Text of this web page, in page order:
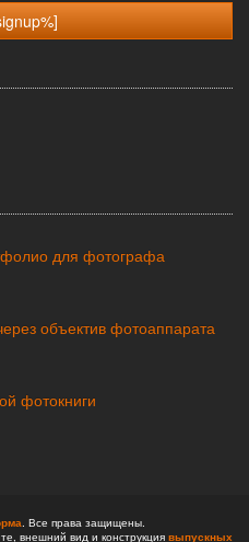
для фотографа
объектив фотоаппарата
фотокниги
. Все права защищены.
внешний вид и конструкция выпускных